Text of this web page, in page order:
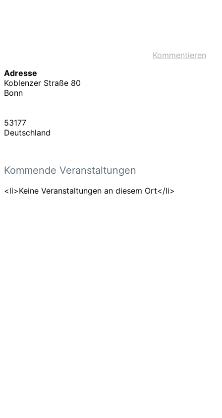
Kommentieren
Adresse
Koblenzer Straße 80
Bonn
53177
Deutschland
Kommende Veranstaltungen
<li>Keine Veranstaltungen an diesem Ort</li>